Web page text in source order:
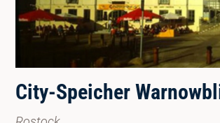
City-Speicher